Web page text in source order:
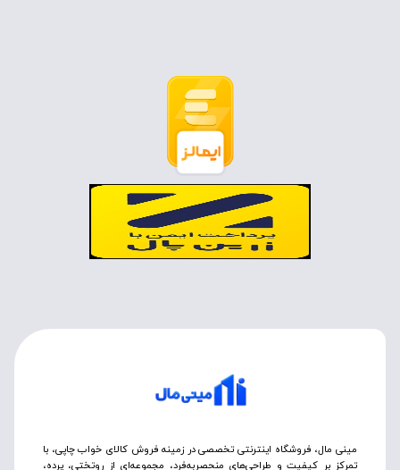
مینی مال، فروشگاه اینترنتی تخصصی در زمینه فروش کالای خواب چاپی، با
تمرکز بر کیفیت و طراحی‌های منحصربه‌فرد، مجموعه‌ای از روتختی‌، پرده،